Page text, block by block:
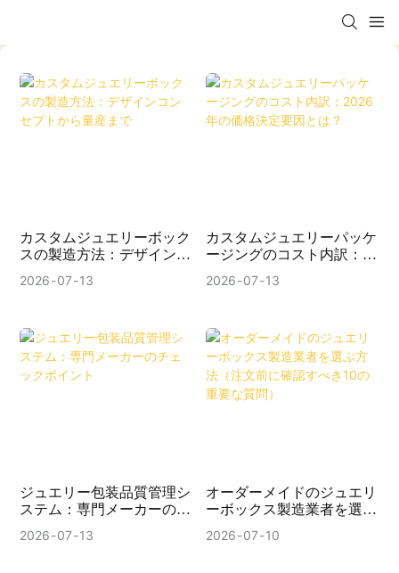
カスタムジュエリーボック
スの製造方法：デザインコ
ンセプトから量産まで
2026 07 13
カスタムジュエリーパッケ
ージングのコスト内訳：
2026年の価格決定要因と
は？
2026 07 13
ジュエリー包装品質管理シ
ステム：専門メーカーのチ
ェックポイント
2026 07 13
オーダーメイドのジュエリ
ーボックス製造業者を選ぶ
方法（注文前に確認すべき
10の重要な質問）
2026 07 10